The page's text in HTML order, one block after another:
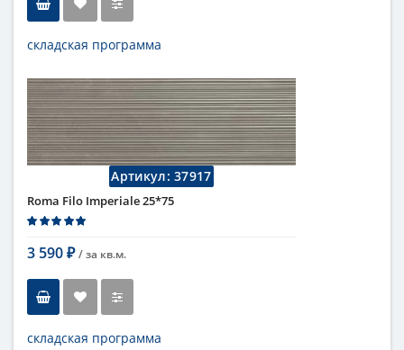
складская программа
Длина
75 см
Высота
25 см
Цвет
бежевый,светлый
Страна
Италия
Поверхность
матовая
Коллекция
Fap Ceramiche
Артикул:37917
Roma Filo Imperiale 25*75
3 590 ₽ / за кв.м.
складская программа